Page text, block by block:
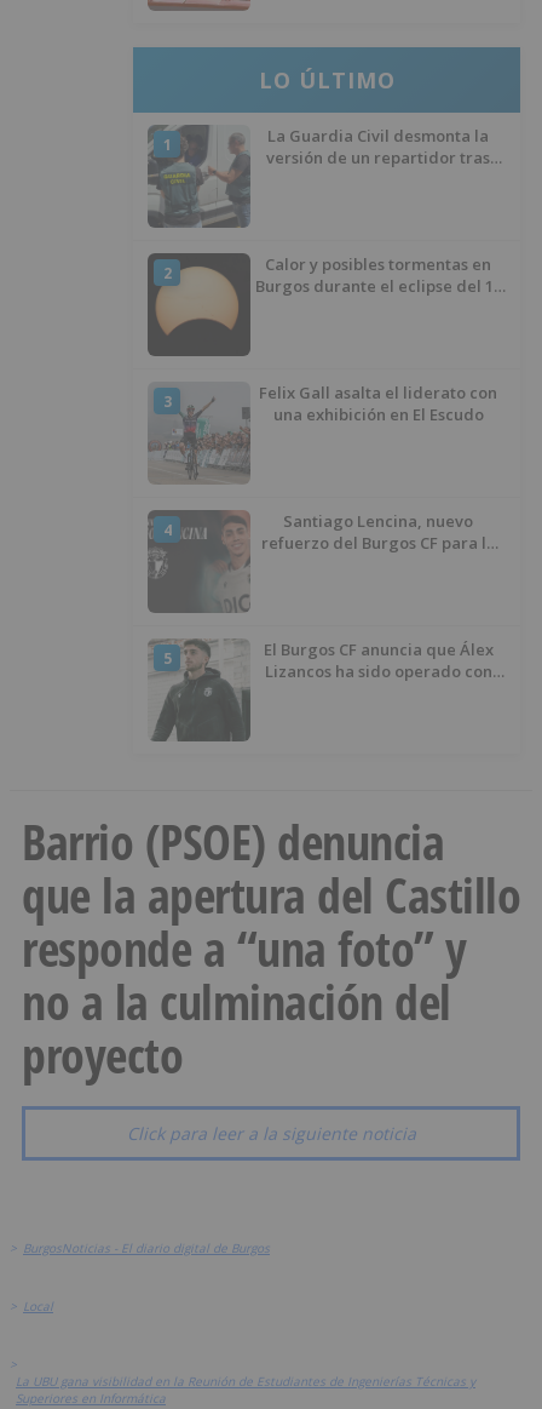
LO ÚLTIMO
1
La Guardia Civil desmonta la
versión de un repartidor tras
2
Calor y posibles tormentas en
Burgos durante el eclipse del 12
3
Felix Gall asalta el liderato con
una exhibición en El Escudo
4
Santiago Lencina, nuevo
refuerzo del Burgos CF para la
5
El Burgos CF anuncia que Álex
Lizancos ha sido operado con
Barrio (PSOE) denuncia
que la apertura del Castillo
responde a “una foto” y
no a la culminación del
proyecto
Click para leer a la siguiente noticia
> BurgosNoticias - El diario digital de Burgos
> Local
>
La UBU gana visibilidad en la Reunión de Estudiantes de Ingenierías Técnicas y
Superiores en Informática